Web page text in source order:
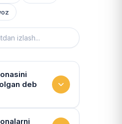
deb
xizmati